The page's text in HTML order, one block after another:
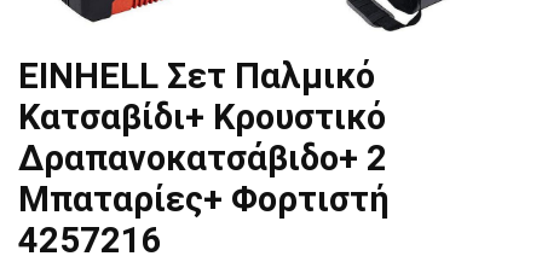
EINHELL Σετ Παλμικό
Κατσαβίδι+ Κρουστικό
Δραπανοκατσάβιδο+ 2
Μπαταρίες+ Φορτιστή
4257216